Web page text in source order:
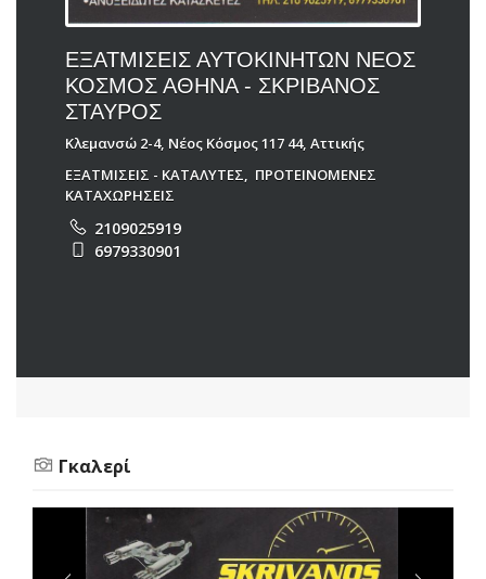
ΕΞΑΤΜΙΣΕΙΣ ΑΥΤΟΚΙΝΗΤΩΝ ΝΕΟΣ
ΚΟΣΜΟΣ ΑΘΗΝΑ - ΣΚΡΙΒΑΝΟΣ
ΣΤΑΥΡΟΣ
Κλεμανσώ 2-4, Νέος Κόσμος 117 44, Αττικής
ΕΞΑΤΜΙΣΕΙΣ - ΚΑΤΑΛΥΤΕΣ, ΠΡΟΤΕΙΝΟΜΕΝΕΣ
ΚΑΤΑΧΩΡΗΣΕΙΣ
2109025919
6979330901
Γκαλερί